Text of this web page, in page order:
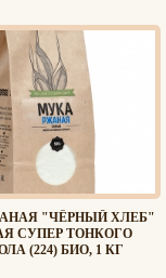
"ЧЁРНЫЙ ХЛЕБ"
СУПЕР ТОНКОГО
(224) БИО, 1 КГ